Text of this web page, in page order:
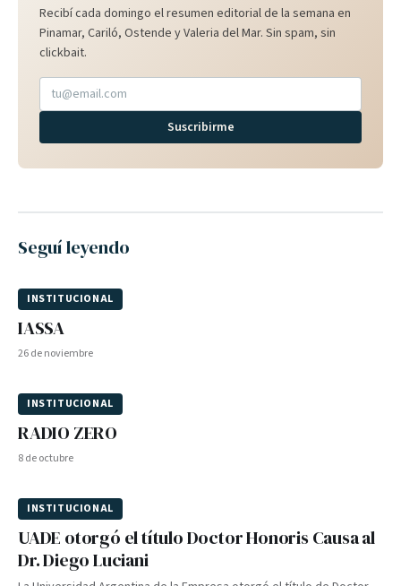
Recibí cada domingo el resumen editorial de la semana en
Pinamar, Cariló, Ostende y Valeria del Mar. Sin spam, sin
clickbait.
Suscribirme
Seguí leyendo
INSTITUCIONAL
IASSA
26 de noviembre
INSTITUCIONAL
RADIO ZERO
8 de octubre
INSTITUCIONAL
UADE otorgó el título Doctor Honoris Causa al
Dr. Diego Luciani